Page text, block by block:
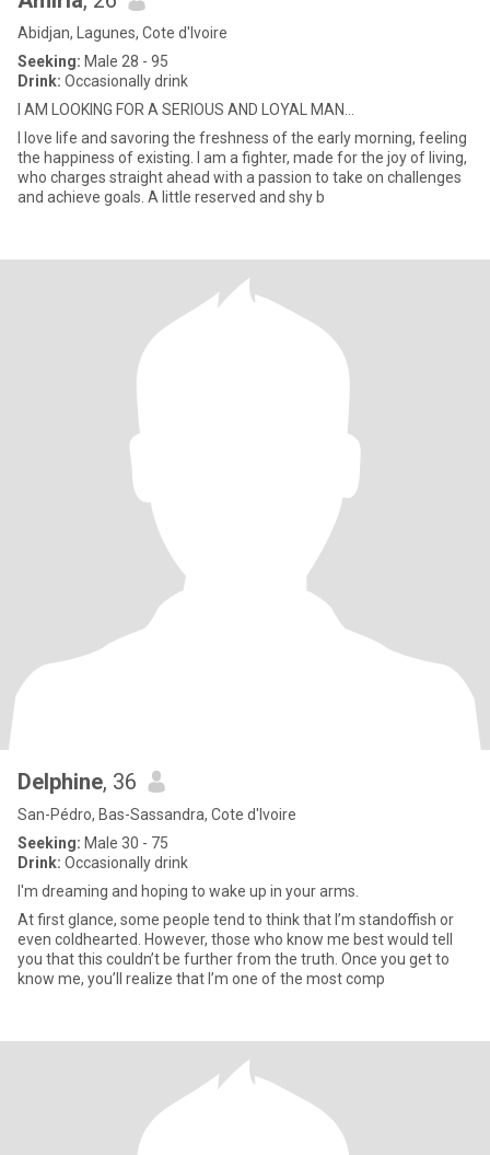
Abidjan, Lagunes, Cote d'Ivoire
Seeking: Male 28 - 95
Drink: Occasionally drink
I AM LOOKING FOR A SERIOUS AND LOYAL MAN…
I love life and savoring the freshness of the early morning, feeling
the happiness of existing. I am a fighter, made for the joy of living,
who charges straight ahead with a passion to take on challenges
and achieve goals. A little reserved and shy b
Delphine, 36
San-Pédro, Bas-Sassandra, Cote d'Ivoire
Seeking: Male 30 - 75
Drink: Occasionally drink
I'm dreaming and hoping to wake up in your arms.
At first glance, some people tend to think that I’m standoffish or
even coldhearted. However, those who know me best would tell
you that this couldn’t be further from the truth. Once you get to
know me, you’ll realize that I’m one of the most comp